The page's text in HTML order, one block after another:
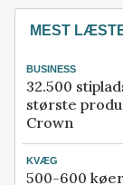
MEST
BUSINESS
32.500
største
Crown
KVÆG
500-600